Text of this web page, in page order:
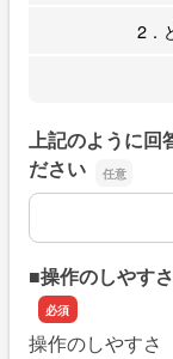
2．
上記のように回
ださい
上記のように回
■操作のしやす
操作のしやすさ